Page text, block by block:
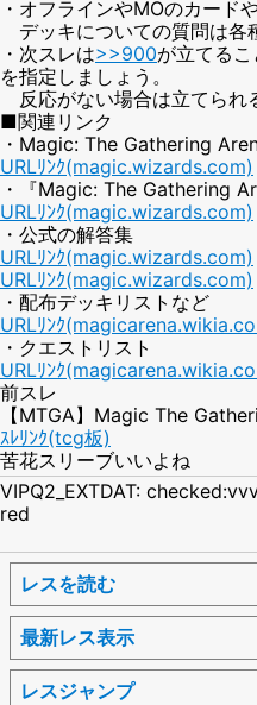
・オフラインやMOのカード
デッキについての質問は各
・次スレは>>900が立てる
を指定しましょう。
反応がない場合は立てられ
■関連リンク
・Magic: The Gathering
URLﾘﾝｸ(magic.wizards.com)
・『Magic: The Gathering
URLﾘﾝｸ(magic.wizards.com)
・公式の解答集
URLﾘﾝｸ(magic.wizards.com)
URLﾘﾝｸ(magic.wizards.com)
・配布デッキリストなど
URLﾘﾝｸ
・クエストリスト
URLﾘﾝｸ
前スレ
【MTGA】Magic The
ｽﾚﾘﾝｸ(tcg板)
苦花スリーブいいよね
VIPQ2_EXTDAT:
red
レスを読む
最新レス表示
レスジャンプ